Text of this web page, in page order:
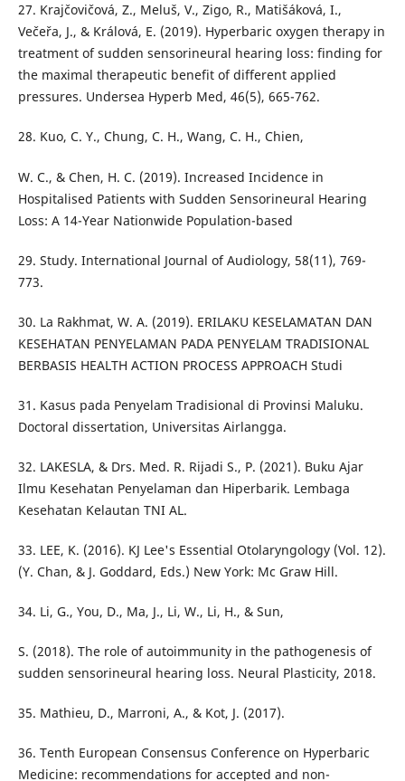
27. Krajčovičová, Z., Meluš, V., Zigo, R., Matišáková, I.,
Večeřa, J., & Králová, E. (2019). Hyperbaric oxygen therapy in
treatment of sudden sensorineural hearing loss: finding for
the maximal therapeutic benefit of different applied
pressures. Undersea Hyperb Med, 46(5), 665-762.
28. Kuo, C. Y., Chung, C. H., Wang, C. H., Chien,
W. C., & Chen, H. C. (2019). Increased Incidence in
Hospitalised Patients with Sudden Sensorineural Hearing
Loss: A 14-Year Nationwide Population-based
29. Study. International Journal of Audiology, 58(11), 769-
773.
30. La Rakhmat, W. A. (2019). ERILAKU KESELAMATAN DAN
KESEHATAN PENYELAMAN PADA PENYELAM TRADISIONAL
BERBASIS HEALTH ACTION PROCESS APPROACH Studi
31. Kasus pada Penyelam Tradisional di Provinsi Maluku.
Doctoral dissertation, Universitas Airlangga.
32. LAKESLA, & Drs. Med. R. Rijadi S., P. (2021). Buku Ajar
Ilmu Kesehatan Penyelaman dan Hiperbarik. Lembaga
Kesehatan Kelautan TNI AL.
33. LEE, K. (2016). KJ Lee's Essential Otolaryngology (Vol. 12).
(Y. Chan, & J. Goddard, Eds.) New York: Mc Graw Hill.
34. Li, G., You, D., Ma, J., Li, W., Li, H., & Sun,
S. (2018). The role of autoimmunity in the pathogenesis of
sudden sensorineural hearing loss. Neural Plasticity, 2018.
35. Mathieu, D., Marroni, A., & Kot, J. (2017).
36. Tenth European Consensus Conference on Hyperbaric
Medicine: recommendations for accepted and non-